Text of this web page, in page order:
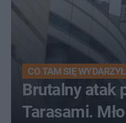
CO TAM SIĘ
Brutalny atak
Tarasami.